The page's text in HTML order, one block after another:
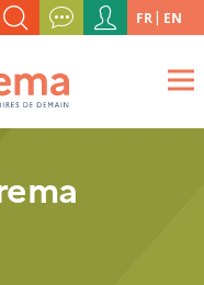
ETC.
Menu
du
compte
de
l'utilisateur
FR EN